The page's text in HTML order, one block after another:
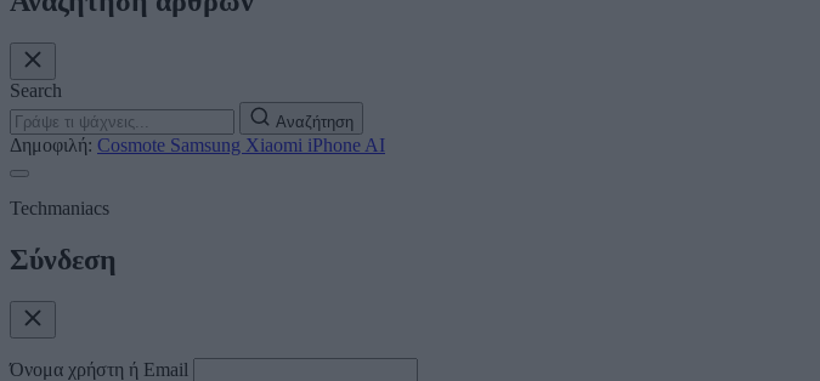
Search
Αναζήτηση
Δημοφιλή: Cosmote Samsung Xiaomi iPhone AI
Techmaniacs
Σύνδεση
Όνομα χρήστη ή Email